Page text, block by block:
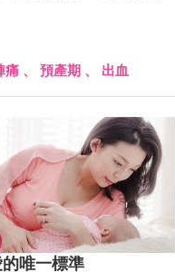
痛 、 預產期 、 出血
唯一標準